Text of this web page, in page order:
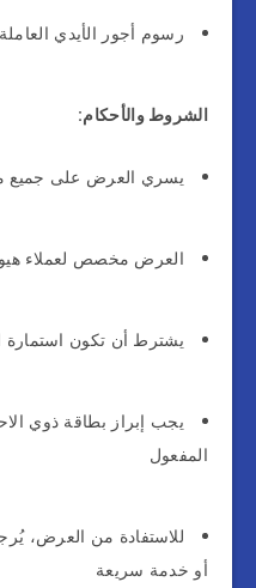
رسوم أجور الأيدي
الشروط والأحكام:
يسري العرض على جميع
العرض مخصص لعملاء
يشترط أن تكون استمارة
يجب إبراز بطاقة ذوي
المفعول
للاستفادة من العرض،
أو خدمة سريعة